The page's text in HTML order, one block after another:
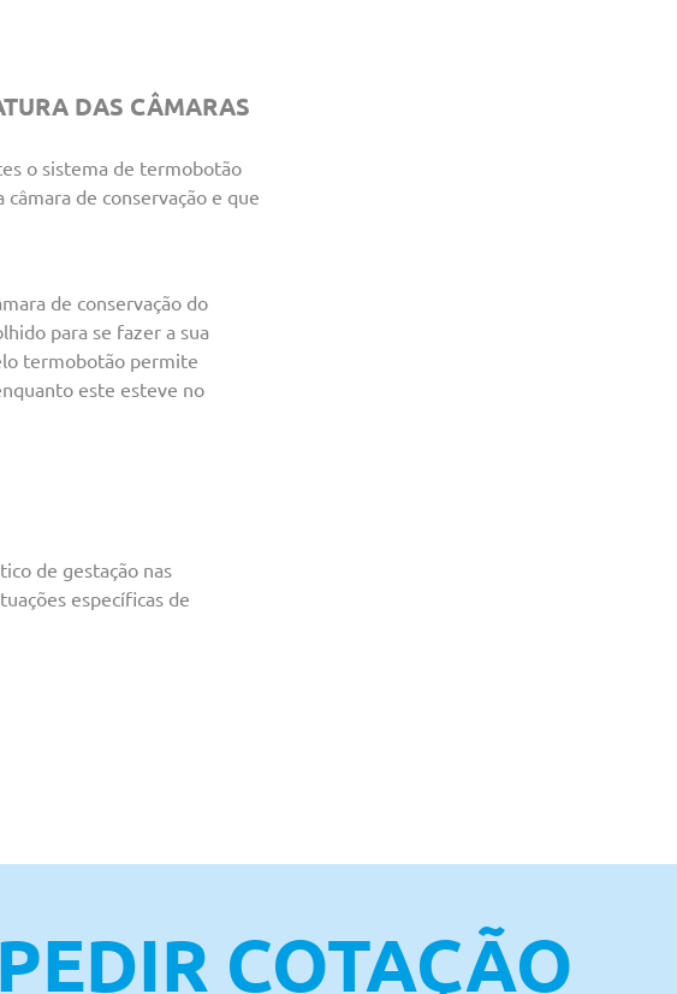
DAS CÂMARAS
o sistema de termobotão
de conservação e que
de conservação do
para se fazer a sua
termobotão permite
este esteve no
de gestação nas
específicas de
PEDIR COTAÇÃO